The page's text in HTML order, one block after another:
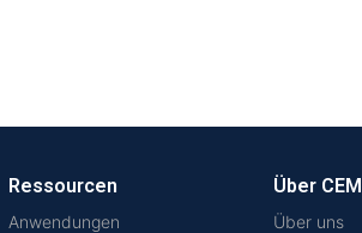
Ressourcen
Anwendungen
Über CEM
Über uns